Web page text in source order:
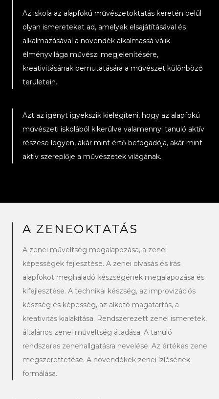
Az iskola az alapfokú művészetoktatás keretén belül
olyan ismereteket ad, amelyek elsajátításával és
alkalmazásával a növendék alkalmassá válik
élményvilága művészi megjelenítésére,
kreativitásának bemutatására a művészet különböző
területein.
Azt az igényt igyekszik kielégíteni, hogy az alapfokú
művészeti iskolából kikerülve valamennyi tanuló aktív
részese legyen, akár mint értő befogadója, akár mint
aktív szereplője a művészetek világának.
A ZENEOKTATÁS
A zenei műveltség megalapozása, a zenei
képességek fejlesztése. A zenei olvasás és írás
alapfokot meghaladó készségének megalapozása és
kifejlesztése. A technikai készség, az improvizációs
készség és képesség, az alkotó magatartás, a
kreativitás kialakítása. Rendszerezett zenei ismeretek,
általános zenei műveltség átadása. A tanuló
rendszeres zenehallgatásra nevelése. Az értékes zene
megszerettetése. A növendékek zenei ízlésének
formálása.